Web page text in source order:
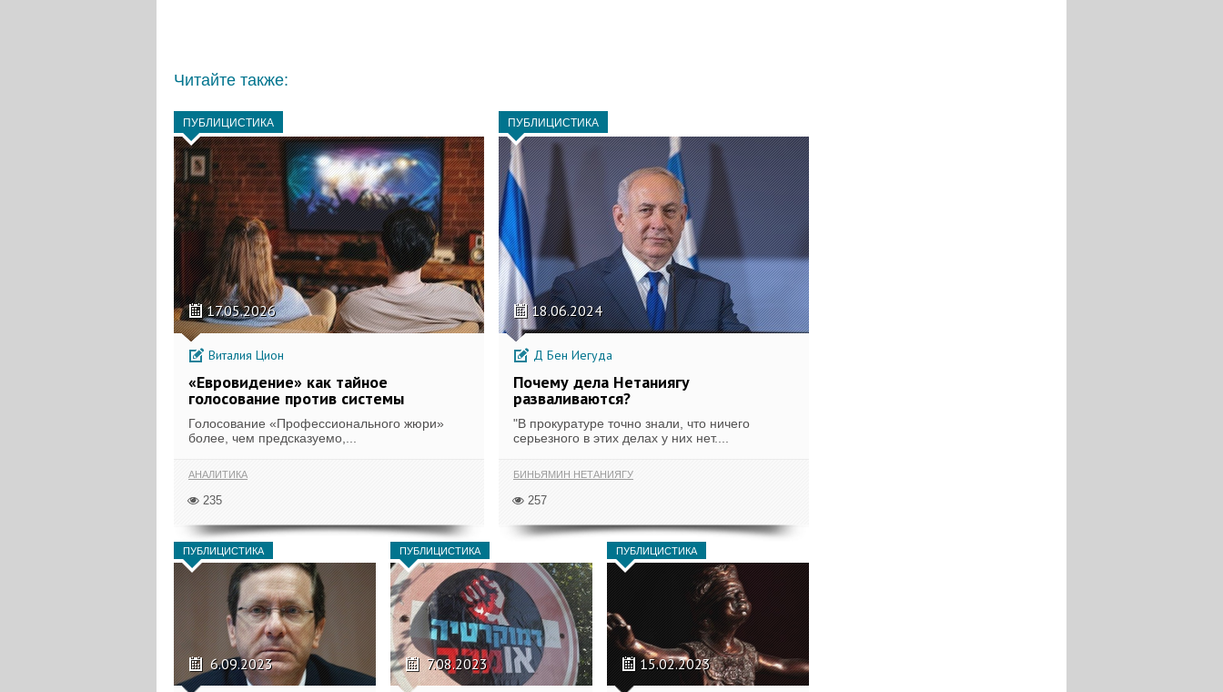
Читайте также:
ПУБЛИЦИСТИКА
17.05.2026
Виталия Цион
«Евровидение» как тайное
голосование против системы
Голосование «Профессионального жюри»
более, чем предсказуемо,...
АНАЛИТИКА
235
ПУБЛИЦИСТИКА
18.06.2024
Д Бен Иегуда
Почему дела Нетаниягу
разваливаются?
"В прокуратуре точно знали, что ничего
серьезного в этих делах у них нет....
БИНЬЯМИН НЕТАНИЯГУ
257
ПУБЛИЦИСТИКА
6.09.2023
ПУБЛИЦИСТИКА
7.08.2023
ПУБЛИЦИСТИКА
15.02.2023